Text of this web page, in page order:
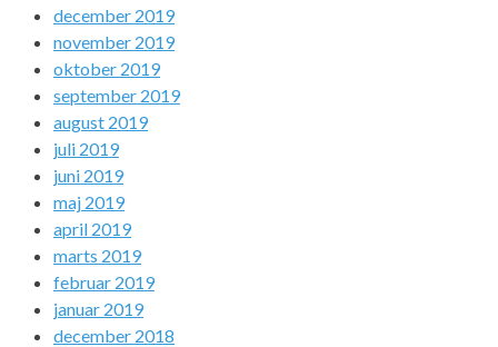
december 2019
november 2019
oktober 2019
september 2019
august 2019
juli 2019
juni 2019
maj 2019
april 2019
marts 2019
februar 2019
januar 2019
december 2018